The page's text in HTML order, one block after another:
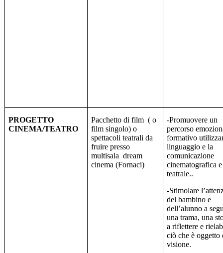
PROGETTO
CINEMA/TEATRO
Pacchetto di film ( o
film singolo) o
spettacoli teatrali da
fruire presso
multisala dream
cinema (Fornaci)
-Promuovere un
percorso
formativo
linguaggio e la
comunicazione
cinematografica e
teatrale..
-Stimolare
del bambino e
dell’alunno a
una trama, una
a riflettere e
ciò che è oggetto
visione.